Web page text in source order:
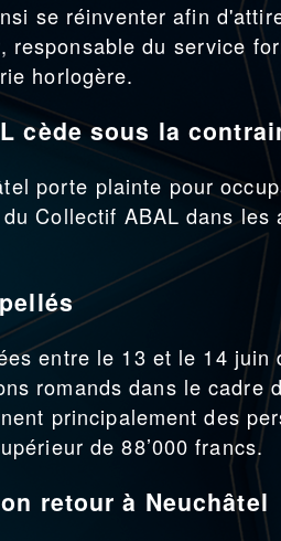
se réinventer afin
responsable du service
horlogère.
cède sous la
porte plainte pour
Collectif ABAL dans les
entre le 13 et le 14 juin
romands dans le cadre
principalement des
de 88’000 francs.
retour à Neuchâtel